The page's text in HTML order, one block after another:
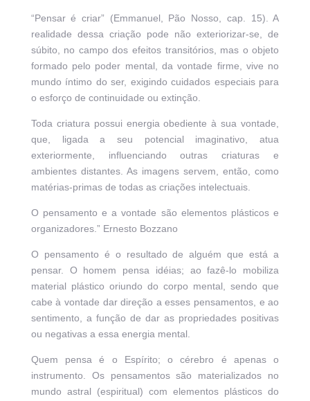
“Pensar é criar” (Emmanuel, Pão Nosso, cap. 15). A
realidade dessa criação pode não exteriorizar-se, de
súbito, no campo dos efeitos transitórios, mas o objeto
formado pelo poder mental, da vontade firme, vive no
mundo íntimo do ser, exigindo cuidados especiais para
o esforço de continuidade ou extinção.
Toda criatura possui energia obediente à sua vontade,
que, ligada a seu potencial imaginativo, atua
exteriormente, influenciando outras criaturas e
ambientes distantes. As imagens servem, então, como
matérias-primas de todas as criações intelectuais.
O pensamento e a vontade são elementos plásticos e
organizadores.” Ernesto Bozzano
O pensamento é o resultado de alguém que está a
pensar. O homem pensa idéias; ao fazê-lo mobiliza
material plástico oriundo do corpo mental, sendo que
cabe à vontade dar direção a esses pensamentos, e ao
sentimento, a função de dar as propriedades positivas
ou negativas a essa energia mental.
Quem pensa é o Espírito; o cérebro é apenas o
instrumento. Os pensamentos são materializados no
mundo astral (espiritual) com elementos plásticos do